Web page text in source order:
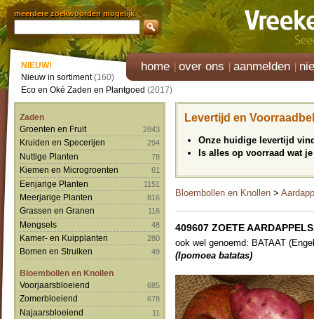
meerdere zoekwoorden mogelijk
home over ons aanmelden
NIEUW!
Nieuw in sortiment(160)
Eco en Oké Zaden en Plantgoed (2017)
Zaden
Groenten en Fruit
2843
Kruiden en Specerijen 294
Nuttige Planten 78
Kiemen en Microgroenten 61
Eenjarige Planten 1151
Meerjarige Planten 816
Grassen en Granen 116
Mengsels 48
Kamer- en Kuipplanten 280
Bomen en Struiken 49
Bloembollen en Knollen
Voorjaarsbloeiend
685
Zomerbloeiend 678
Najaarsbloeiend 11
Levertijd en
Onze huidige levertijd
Is alles op voorraad wat
Bloembollen en Knollen >
409607 ZOETE
ook wel genoemd: BATAAT
(Ipomoea batatas)